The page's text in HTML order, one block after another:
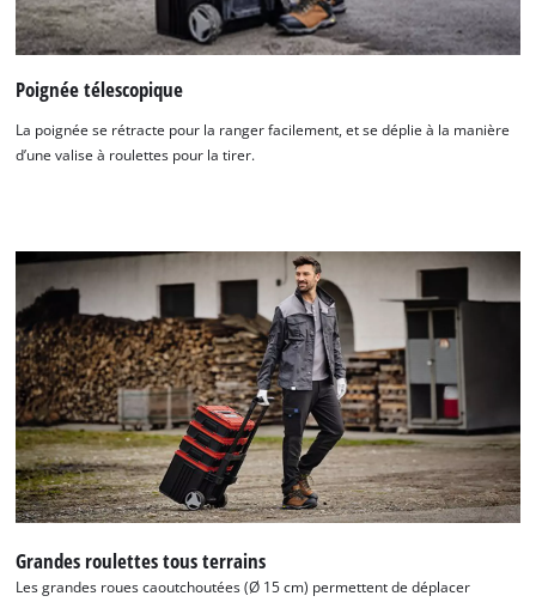
Poignée télescopique
La poignée se rétracte pour la ranger facilement, et se déplie à la manière
d’une valise à roulettes pour la tirer.
Grandes roulettes tous terrains
Les grandes roues caoutchoutées (Ø 15 cm) permettent de déplacer